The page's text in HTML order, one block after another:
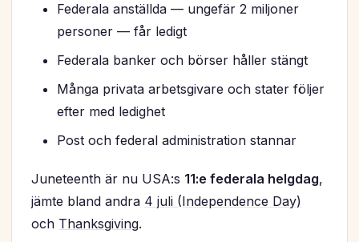
Federala anställda — ungefär 2 miljoner
personer — får ledigt
Federala banker och börser håller stängt
Många privata arbetsgivare och stater följer
efter med ledighet
Post och federal administration stannar
Juneteenth är nu USA:s 11:e federala helgdag,
jämte bland andra 4 juli (Independence Day)
och Thanksgiving.